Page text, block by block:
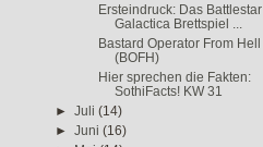
Ersteindruck: Das Battlestar
Galactica Brettspiel ...
Bastard Operator From Hell
(BOFH)
Hier sprechen die Fakten:
SothiFacts! KW 31
►
Juli(14)
►
Juni(16)